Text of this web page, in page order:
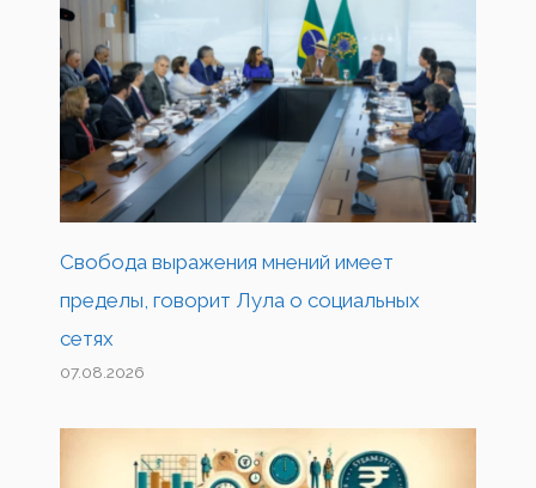
Свобода выражения мнений имеет
пределы, говорит Лула о социальных
сетях
07.08.2026